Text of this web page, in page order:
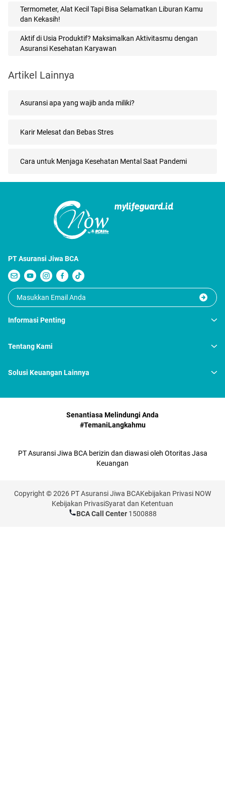
Termometer, Alat Kecil Tapi Bisa Selamatkan Liburan Kamu
dan Kekasih!
Aktif di Usia Produktif? Maksimalkan Aktivitasmu dengan
Asuransi Kesehatan Karyawan
Artikel Lainnya
Asuransi apa yang wajib anda miliki?
Karir Melesat dan Bebas Stres
Cara untuk Menjaga Kesehatan Mental Saat Pandemi
PT Asuransi Jiwa BCA
Informasi Penting
Tentang Kami
Solusi Keuangan Lainnya
Senantiasa Melindungi Anda
#TemaniLangkahmu
PT Asuransi Jiwa BCA berizin dan diawasi oleh Otoritas Jasa
Keuangan
Copyright © 2026 PT Asuransi Jiwa BCAKebijakan Privasi NOW
Kebijakan PrivasiSyarat dan Ketentuan
BCA Call Center 1500888